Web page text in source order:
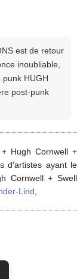
est de retour
inoubliable,
HUGH
post-punk
Hugh Cornwell +
d'artistes ayant le
Cornwell + Swell
Lind